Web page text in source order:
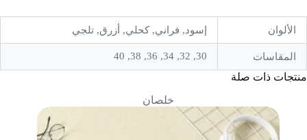
الألوان إسود, فراني, كحلي, أزرق, تلجي
المقاسات 30, 32, 34, 36, 38, 40
منتجات ذات صلة
خلصان